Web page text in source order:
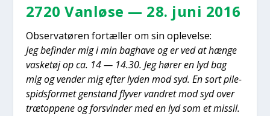
2720 Van­lø­se — 28. juni 2016
Obser­va­tø­ren for­tæl­ler om sin ople­vel­se:
Jeg befin­der mig i min bag­ha­ve og er ved at hæn­ge
vaske­tøj op ca. 14 — 14.30. Jeg hører en lyd bag
mig og ven­der mig efter lyden mod syd. En sort pile­
spids­for­met gen­stand fly­ver van­dret mod syd over
trætop­pe­ne og for­svin­der med en lyd som et mis­sil.